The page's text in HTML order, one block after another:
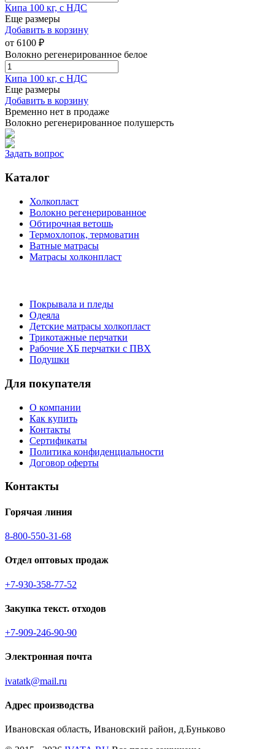
Кипа 100 кг, с НДС
Еще размеры
Добавить в корзину
от 6100 ₽
Волокно регенерированное белое
Кипа 100 кг, с НДС
Еще размеры
Добавить в корзину
Временно нет в продаже
Волокно регенерированное полушерсть
Задать вопрос
Каталог
Холкопласт
Волокно регенерированное
Обтирочная ветошь
Термохлопок, термоватин
Ватные матрасы
Матрасы холконпласт
Покрывала и пледы
Одеяла
Детские матрасы холкопласт
Трикотажные перчатки
Рабочие ХБ перчатки с ПВХ
Подушки
Для покупателя
О компании
Как купить
Контакты
Сертификаты
Политика конфиденциальности
Договор оферты
Контакты
Горячая линия
8-800-550-31-68
Отдел оптовых продаж
+7-930-358-77-52
Закупка текст. отходов
+7-909-246-90-90
Электронная почта
ivatatk@mail.ru
Адрес производства
Ивановская область, Ивановский район, д.Буньково